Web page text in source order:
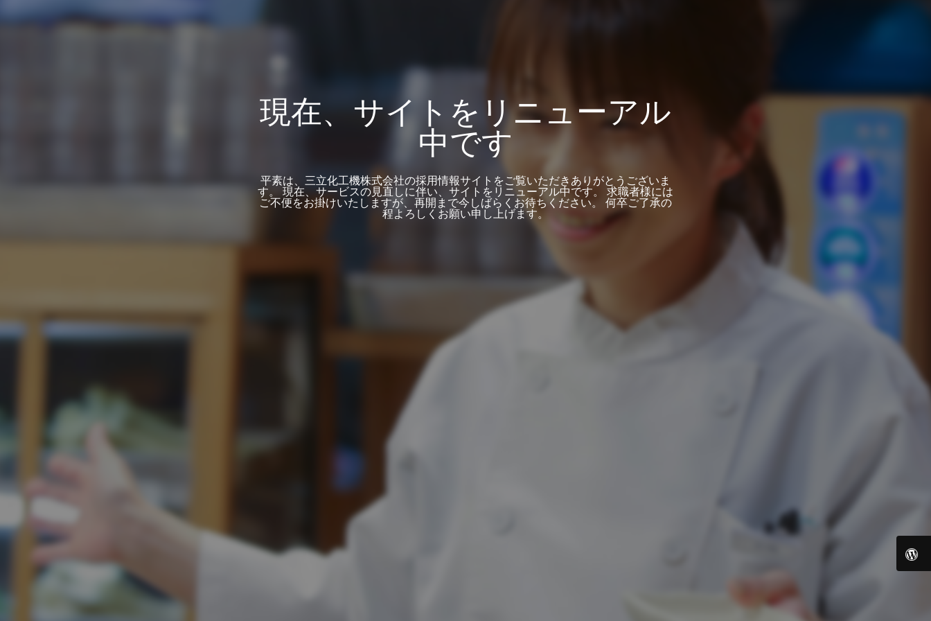
現在、サイトをリニューアル
中です
平素は、三立化工機株式会社の採用情報サイトをご覧いただきありがとうございま
す。 現在、サービスの見直しに伴い、サイトをリニューアル中です。 求職者様には
ご不便をお掛けいたしますが、再開まで今しばらくお待ちください。 何卒ご了承の
程よろしくお願い申し上げます。